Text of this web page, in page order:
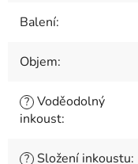
Balení:
Objem:
? Voděodolný
inkoust:
? Složení inkoustu: